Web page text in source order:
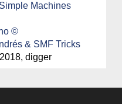
Simple Machines
©
& SMF Tricks
digger